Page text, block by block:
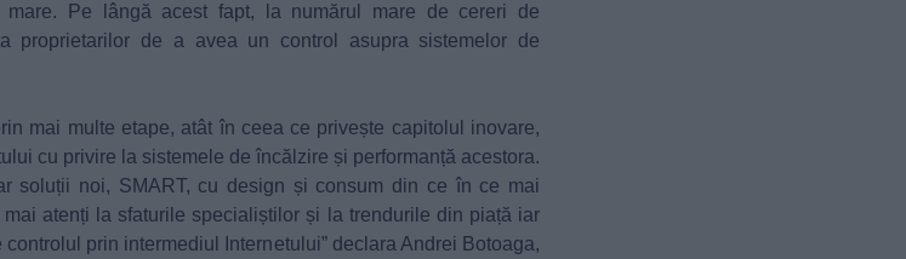
Pe lângă acest fapt, la numărul mare de cereri de
proprietarilor de a avea un control asupra sistemelor de
mai multe etape, atât în ceea ce privește capitolul inovare,
cu privire la sistemele de încălzire și performanță acestora.
soluții noi, SMART, cu design și consum din ce în ce mai
atenți la sfaturile specialiștilor și la trendurile din piață iar
prin intermediul Internetului” declara Andrei Botoaga,